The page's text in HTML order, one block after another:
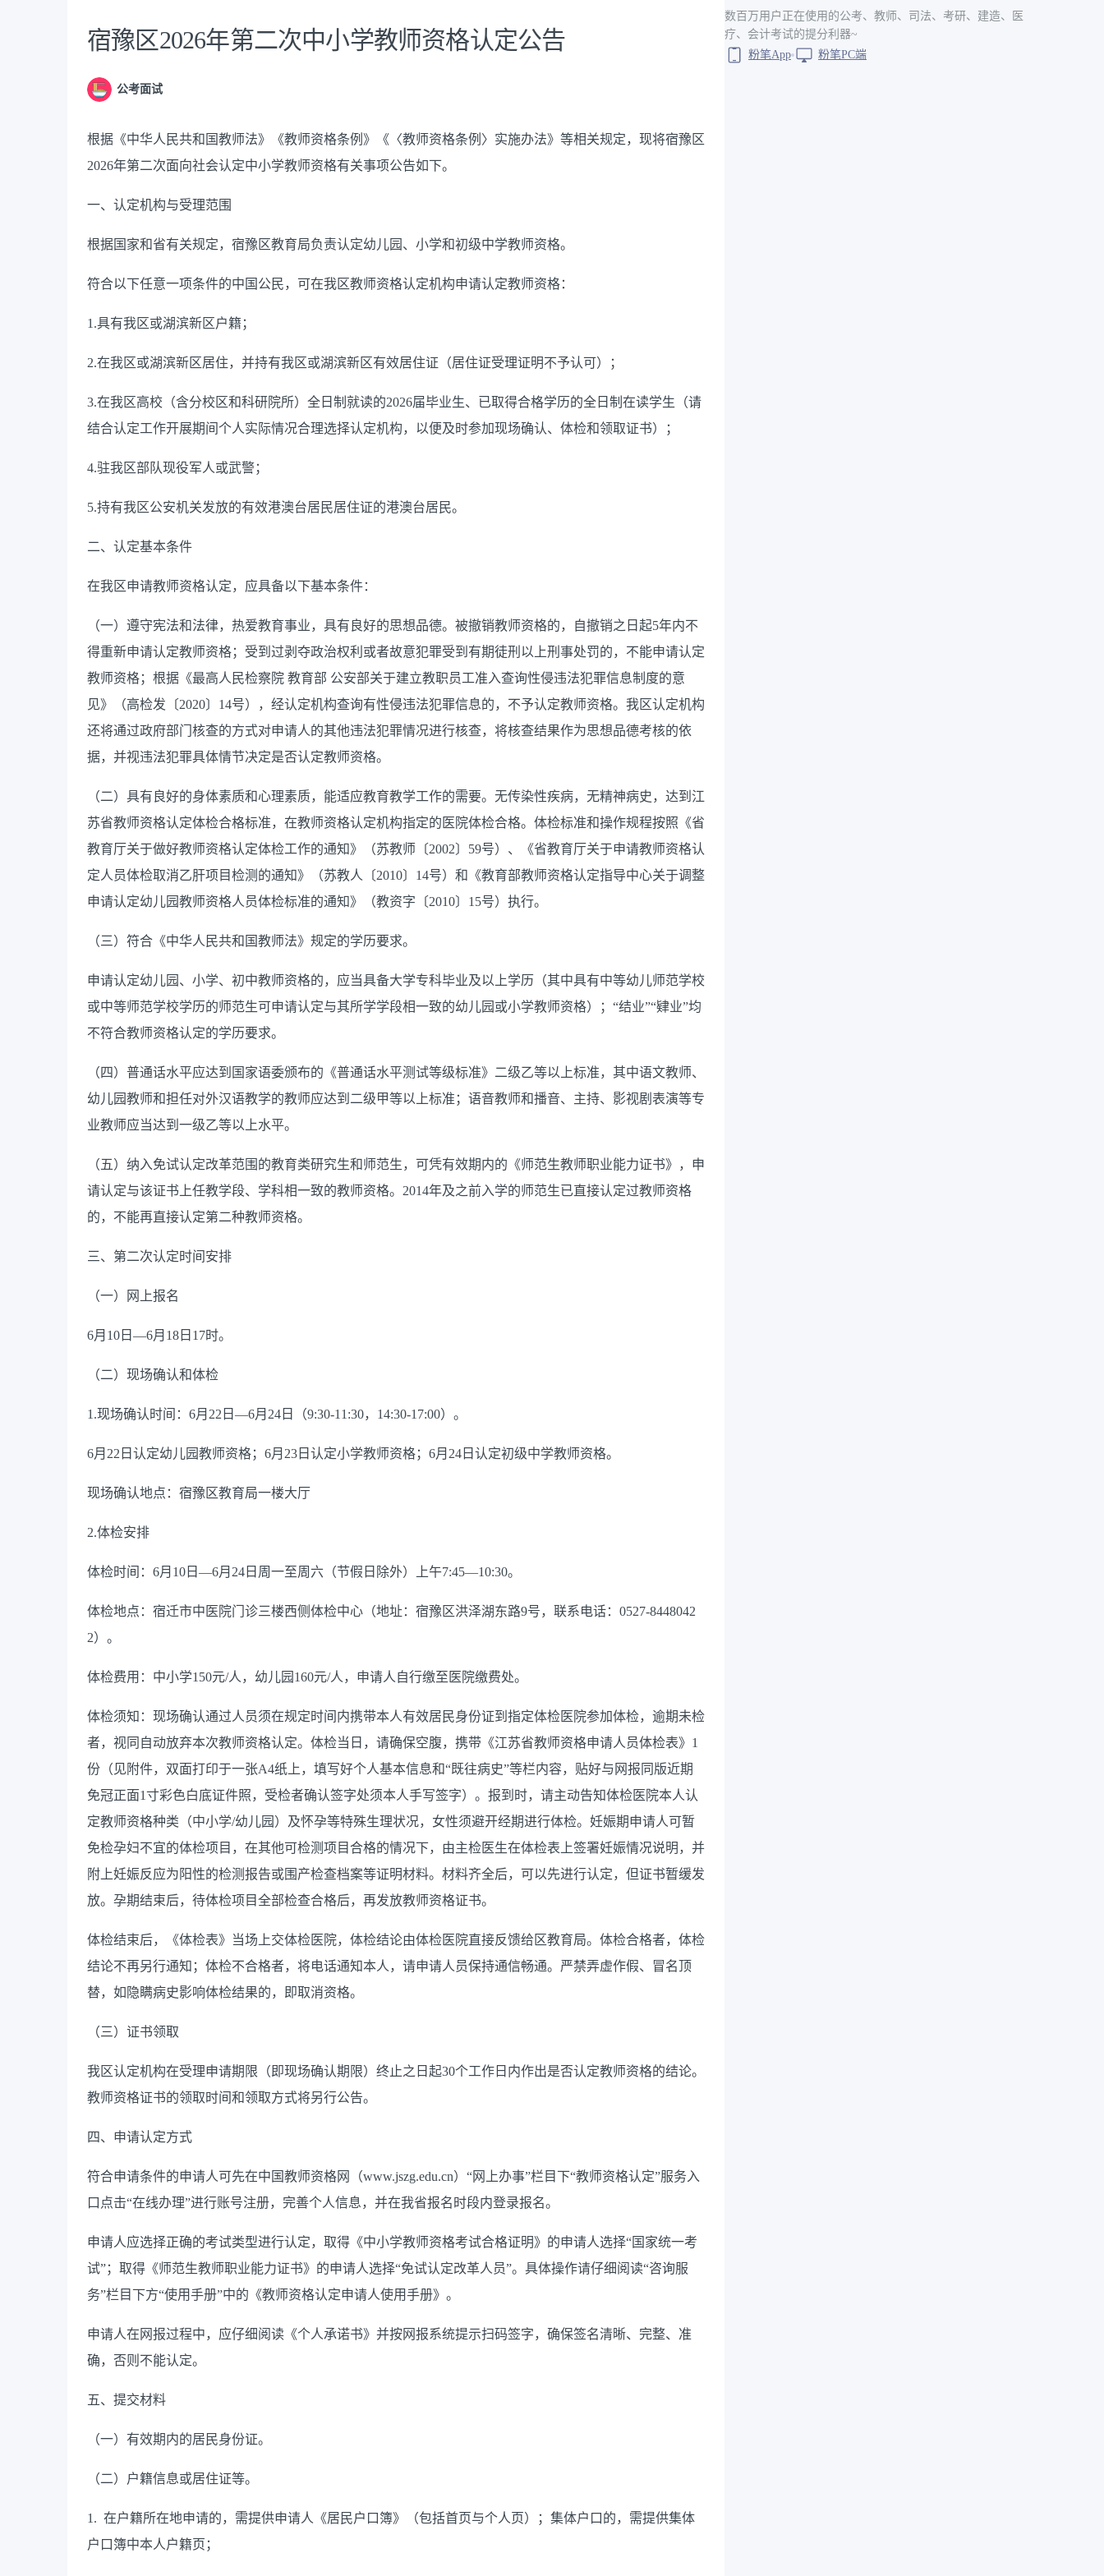
宿豫区2026年第二次中小学教师资格认定公告
公考面试
根据《中华人民共和国教师法》《教师资格条例》《〈教师资格条例〉实施办法》等相关规定，现将宿豫区
2026年第二次面向社会认定中小学教师资格有关事项公告如下。
一、认定机构与受理范围
根据国家和省有关规定，宿豫区教育局负责认定幼儿园、小学和初级中学教师资格。
符合以下任意一项条件的中国公民，可在我区教师资格认定机构申请认定教师资格：
1.具有我区或湖滨新区户籍；
2.在我区或湖滨新区居住，并持有我区或湖滨新区有效居住证 （居住证受理证明不予认可） ；
3.在我区高校（含分校区和科研院所） 全日制就读的2026届毕业生、已取得合格学历的全日制在读学生 （请
结合认定工作开展期间个人实际情况合理选择认定机构，以便及时参加现场确认、体检和领取证书）
；
4.驻我区部队现役军人或武警；
5.持有我区公安机关发放的有效港澳台居民居住证的港澳台居民。
二、认定基本条件
在我区申请教师资格认定，应具备以下基本条件：
（一）遵守宪法和法律，热爱教育事业，具有良好的思想品德。被撤销教师资格的，自撤销之日起5年内不
得重新申请认定教师资格；受到过剥夺政治权利或者故意犯罪受到有期徒刑以上刑事处罚的，不能申请认定
教师资格；根据《最高人民检察院 教育部 公安部关于建立教职员工准入查询性侵违法犯罪信息制度的意
见》（高检发〔2020〕 14号）， 经认定机构查询有性侵违法犯罪信息的，不予认定教师资格。我区认定机构
还将通过政府部门核查的方式对申请人的其他违法犯罪情况进行核查， 将核查结果作为思想品德考核的依
据， 并视违法犯罪具体情节决定是否认定教师资格。
（二）具有良好的身体素质和心理素质，能适应教育教学工作的需要。无传染性疾病，无精神病史，达到江
苏省教师资格认定体检合格标准，在教师资格认定机构指定的医院体检合格。体检标准和操作规程按照《省
教育厅关于做好教师资格认定体检工作的通知》（苏教师〔2002〕 59号）、《省教育厅关于申请教师资格认
定人员体检取消乙肝项目检测的通知》（苏教人〔2010〕 14号）和《教育部教师资格认定指导中心关于调整
申请认定幼儿园教师资格人员体检标准的通知》（教资字〔2010〕 15号）执行。
（三）符合《中华人民共和国教师法》规定的学历要求。
申请认定幼儿园、小学、初中教师资格的，应当具备大学专科毕业及以上学历（其中具有中等幼儿师范学校
或中等师范学校学历的师范生可申请认定与其所学学段相一致的幼儿园或小学教师资格）； “结业”“肄业”均
不符合教师资格认定的学历要求。
（四）普通话水平应达到国家语委颁布的《普通话水平测试等级标准》二级乙等以上标准，其中语文教师、
幼儿园教师和担任对外汉语教学的教师应达到二级甲等以上标准；语音教师和播音、主持、影视剧表演等专
业教师应当达到一级乙等以上水平。
（五）纳入免试认定改革范围的教育类研究生和师范生， 可凭有效期内的《师范生教师职业能力证书》 ， 申
请认定与该证书上任教学段、 学科相一致的教师资格。 2014年及之前入学的师范生已直接认定过教师资格
的，不能再直接认定第二种教师资格。
三、 第二次认定时间安排
（一）网上报名
6月 10 日—6月 18 日 17时。
（二）现场确认和体检
1.现场确认时间： 6月 22 日 —6月 24 日（9:30-11:30， 14:30-17:00）。
6月 22 日认定幼儿园教师资格； 6月 23 日 认定小学教师资格； 6月 24 日认定初级中学教师资格。
现场确认地点：宿豫区教育局一楼大厅
2.体检安排
体检时间： 6月 10 日 —6月 24 日周一至周六（节假日除外）上午7:45—10:30。
体检地点：宿迁市中医院门诊三楼西侧体检中心（地址：宿豫区洪泽湖东路9号，联系电话： 0527-8448042
2）。
体检费用：中小学150元/人，幼儿园 160元/人，申请人自行缴至医院缴费处。
体检须知：现场确认通过人员须在规定时间内携带本人有效居民身份证到指定体检医院参加体检，逾期未检
者，视同自动放弃本次教师资格认定。体检当日，请确保空腹，携带《江苏省教师资格申请人员体检表》 1
份（见附件，双面打印于一张A4纸上，填写好个人基本信息和“既往病史”等栏内容，贴好与网报同版近期
免冠正面1寸彩色白底证件照，受检者确认签字处须本人手写签字）。报到时，请主动告知体检医院本人认
定教师资格种类（中小学/幼儿园）及怀孕等特殊生理状况，女性须避开经期进行体检。妊娠期申请人可暂
免检孕妇不宜的体检项目，在其他可检测项目合格的情况下，由主检医生在体检表上签署妊娠情况说明，并
附上妊娠反应为阳性的检测报告或围产检查档案等证明材料。材料齐全后，可以先进行认定，但证书暂缓发
放。孕期结束后，待体检项目全部检查合格后，再发放教师资格证书。
体检结束后，《体检表》当场上交体检医院，体检结论由体检医院直接反馈给区教育局。体检合格者，体检
结论不再另行通知；体检不合格者，将电话通知本人，请申请人员保持通信畅通。严禁弄虚作假、冒名顶
替，如隐瞒病史影响体检结果的，即取消资格。
（三）证书领取
我区认定机构在受理申请期限（即现场确认期限）终止之日起30个工作日内作出是否认定教师资格的结论。
教师资格证书的领取时间和领取方式将另行公告。
四、申请认定方式
符合申请条件的申请人可先在中国教师资格网（www.jszg.edu.cn） “网上办事”栏目下“教师资格认定”服务入
口点击“在线办理”进行账号注册，完善个人信息，并在我省报名时段内登录报名。
申请人应选择正确的考试类型进行认定，取得《中小学教师资格考试合格证明》的申请人选择“国家统一考
试”；取得《师范生教师职业能力证书》的申请人选择“免试认定改革人员”。具体操作请仔细阅读“咨询服
务”栏目下方“使用手册”中的《教师资格认定申请人使用手册》。
申请人在网报过程中，应仔细阅读《个人承诺书》并按网报系统提示扫码签字，确保签名清晰、完整、准
确，否则不能认定。
五、提交材料
（一）有效期内的居民身份证。
（二）户籍信息或居住证等。
1. 在户籍所在地申请的，需提供申请人《居民户口簿》（包括首页与个人页）；集体户口的，需提供集体
户口簿中本人户籍页；
数百万用户正在使用的公考、教师、司法、考研、建造、医
疗、会计考试的提分利器~
粉笔App
粉笔PC端